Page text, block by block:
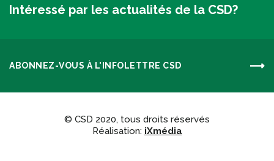
Intéressé par les actualités de la CSD?
ABONNEZ-VOUS À L'INFOLETTRE CSD
© CSD 2020, tous droits réservés
Réalisation: iXmédia